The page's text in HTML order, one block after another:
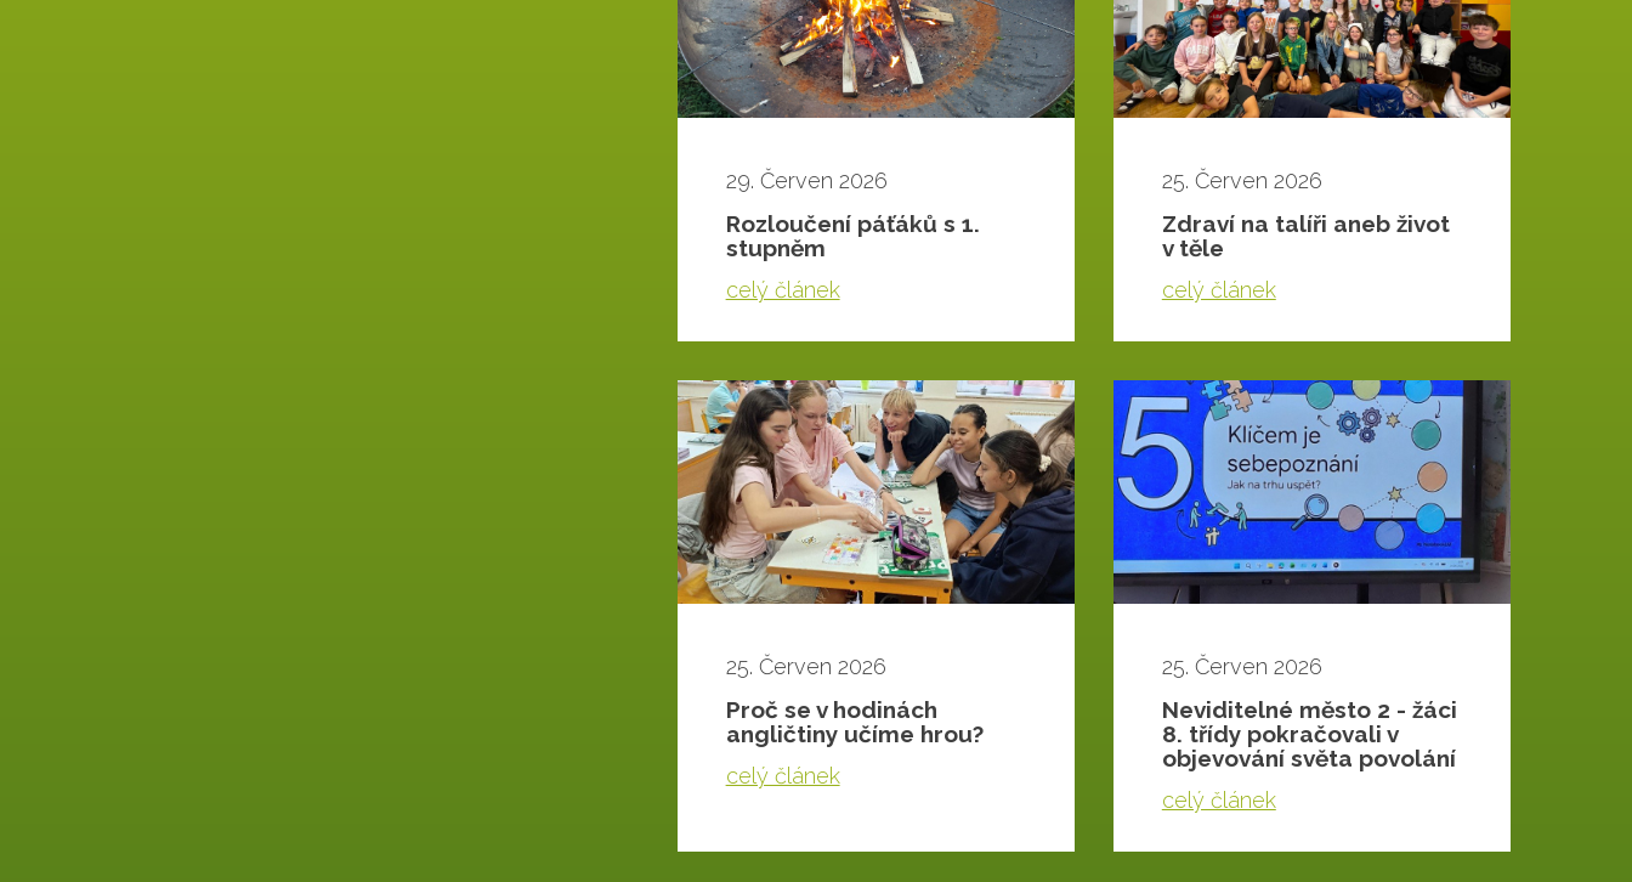
29. Červen 2026
Rozloučení páťáků s 1.
stupněm
celý článek
25. Červen 2026
Zdraví na talíři aneb život
v těle
celý článek
25. Červen 2026
Proč se v hodinách
angličtiny učíme hrou?
celý článek
25. Červen 2026
Neviditelné město 2 - žáci
8. třídy pokračovali v
objevování světa povolání
celý článek